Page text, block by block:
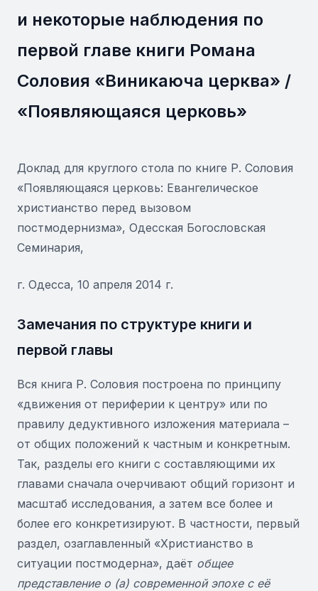
и некоторые наблюдения по
первой главе книги Романа
Соловия «Виникаюча церква» /
«Появляющаяся церковь»
Доклад для круглого стола по книге Р. Соловия
«Появляющаяся церковь: Евангелическое
христианство перед вызовом
постмодернизма», Одесская Богословская
Семинария,
г. Одесса, 10 апреля 2014 г.
Замечания по структуре книги и
первой главы
Вся книга Р. Соловия построена по принципу
«движения от периферии к центру» или по
правилу дедуктивного изложения материала –
от общих положений к частным и конкретным.
Так, разделы его книги с составляющими их
главами сначала очерчивают общий горизонт и
масштаб исследования, а затем все более и
более его конкретизируют. В частности, первый
раздел, озаглавленный «Христианство в
ситуации постмодерна», даёт общее
представление о (а) современной эпохе с её